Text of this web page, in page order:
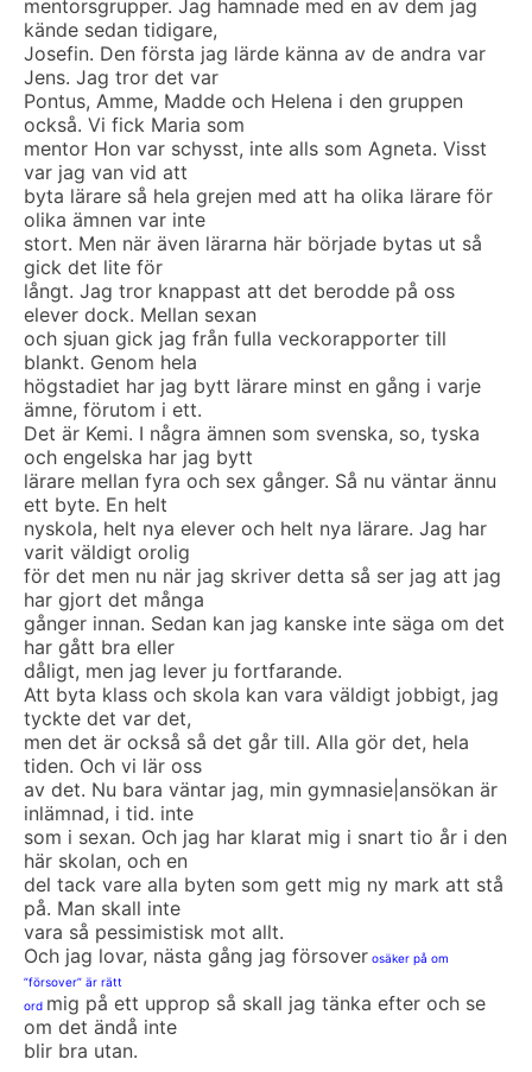
mentorsgrupper. Jag hamnade med en av dem jag
kände sedan tidigare,
Josefin. Den första jag lärde känna av de andra var
Jens. Jag tror det var
Pontus, Amme, Madde och Helena i den gruppen
också. Vi fick Maria som
mentor Hon var schysst, inte alls som Agneta. Visst
var jag van vid att
byta lärare så hela grejen med att ha olika lärare för
olika ämnen var inte
stort. Men när även lärarna här började bytas ut så
gick det lite för
långt. Jag tror knappast att det berodde på oss
elever dock. Mellan sexan
och sjuan gick jag från fulla veckorapporter till
blankt. Genom hela
högstadiet har jag bytt lärare minst en gång i varje
ämne, förutom i ett.
Det är Kemi. I några ämnen som svenska, so, tyska
och engelska har jag bytt
lärare mellan fyra och sex gånger. Så nu väntar ännu
ett byte. En helt
nyskola, helt nya elever och helt nya lärare. Jag har
varit väldigt orolig
för det men nu när jag skriver detta så ser jag att jag
har gjort det många
gånger innan. Sedan kan jag kanske inte säga om det
har gått bra eller
dåligt, men jag lever ju fortfarande.
Att byta klass och skola kan vara väldigt jobbigt, jag
tyckte det var det,
men det är också så det går till. Alla gör det, hela
tiden. Och vi lär oss
av det. Nu bara väntar jag, min gymnasie|ansökan är
inlämnad, i tid. inte
som i sexan. Och jag har klarat mig i snart tio år i den
här skolan, och en
del tack vare alla byten som gett mig ny mark att stå
på. Man skall inte
vara så pessimistisk mot allt.
Och jag lovar, nästa gång jag försover osäker på om
”försover” är rätt
ord mig på ett upprop så skall jag tänka efter och se
om det ändå inte
blir bra utan.